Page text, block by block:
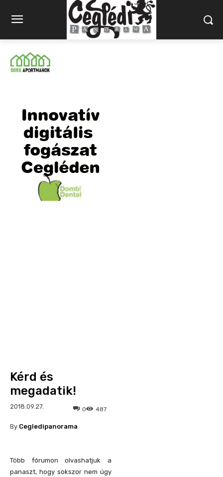
Kérd és
megadatik!
2018.09.27. 487
0
By Cegledipanorama
Több fórumon olvashatjuk a
panaszt, hogy sokszor nem úgy